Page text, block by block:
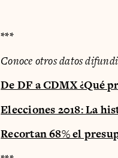
***
Conoce otros datos
De DF a CDMX ¿Qué
Elecciones 2018: La
Recortan 68% el